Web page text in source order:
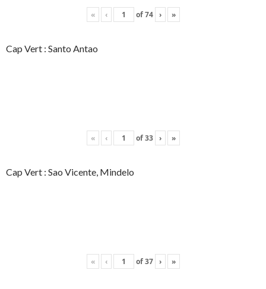
« ‹ of74 › »
Cap Vert : Santo Antao
« ‹ of33 › »
Cap Vert : Sao Vicente, Mindelo
« ‹ of37 › »